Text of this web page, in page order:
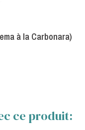
à la Carbonara)
ce produit: